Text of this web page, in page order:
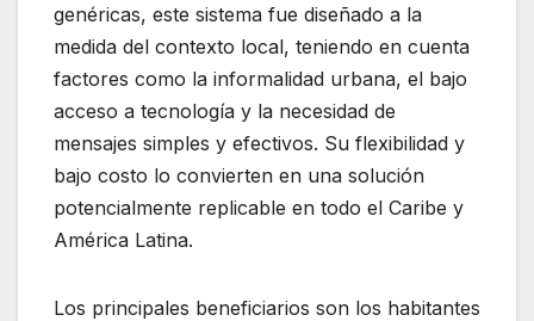
genéricas, este sistema fue diseñado a la
medida del contexto local, teniendo en cuenta
factores como la informalidad urbana, el bajo
acceso a tecnología y la necesidad de
mensajes simples y efectivos. Su flexibilidad y
bajo costo lo convierten en una solución
potencialmente replicable en todo el Caribe y
América Latina.
Los principales beneficiarios son los habitantes